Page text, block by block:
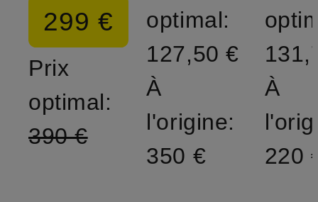
299 €
Prix
optimal:
390 €
optimal:
127,50 €
À
l'origine:
350 €
À
220